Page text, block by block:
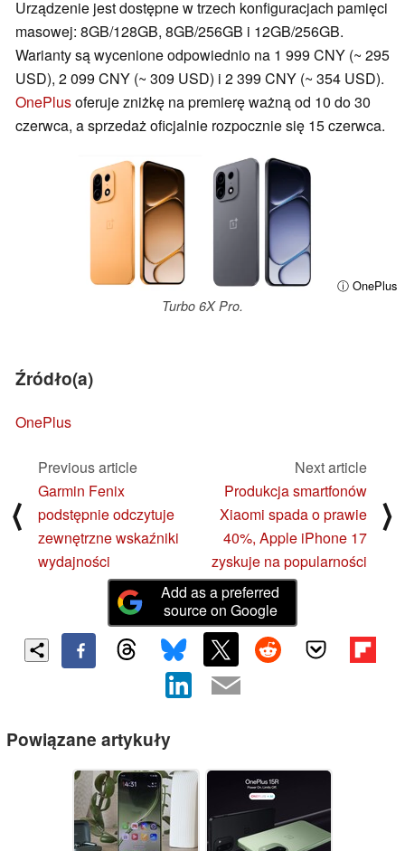
Urządzenie jest dostępne w trzech konfiguracjach pamięci
masowej: 8GB/128GB, 8GB/256GB i 12GB/256GB.
Warianty są wycenione odpowiednio na 1 999 CNY (~ 295
USD), 2 099 CNY (~ 309 USD) i 2 399 CNY (~ 354 USD).
OnePlusoferuje zniżkę na premierę ważną od 10 do 30
czerwca, a sprzedaż oficjalnie rozpocznie się 15 czerwca.
ⓘ OnePlus
Turbo 6X Pro.
Źródło(a)
OnePlus
⟨
Previous article
Garmin Fenix
podstępnie odczytuje
zewnętrzne wskaźniki
wydajności
Next article
Produkcja smartfonów
Xiaomi spada o prawie
40%, Apple iPhone 17
zyskuje na popularności
⟩
Add as a preferred
source on Google
Powiązane artykuły